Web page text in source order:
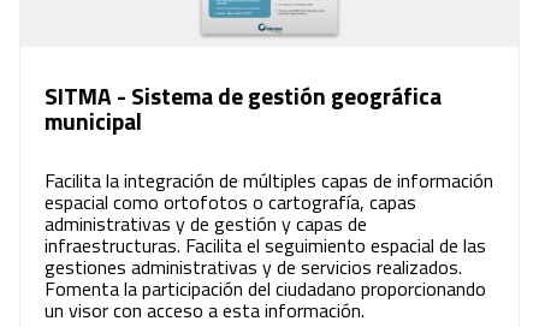
SITMA - Sistema de gestión geográfica
municipal
Facilita la integración de múltiples capas de información
espacial como ortofotos o cartografía, capas
administrativas y de gestión y capas de
infraestructuras. Facilita el seguimiento espacial de las
gestiones administrativas y de servicios realizados.
Fomenta la participación del ciudadano proporcionando
un visor con acceso a esta información.